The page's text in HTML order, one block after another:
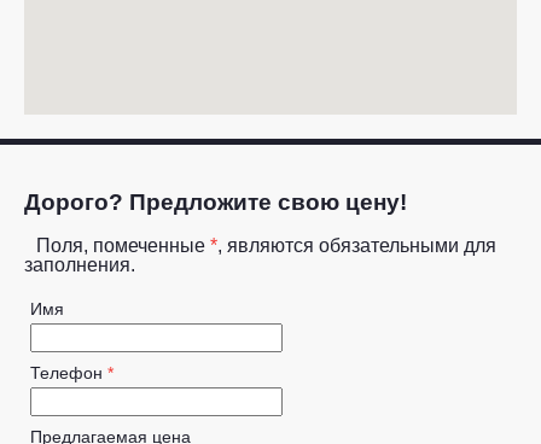
Дорого? Предложите свою цену!
Поля, помеченные *, являются обязательными для
заполнения.
Имя
Телефон *
Предлагаемая цена